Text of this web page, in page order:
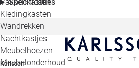
Kledingkasten
Wandrekken
Nachtkastjes
Meubelhoezen
Meubelonderhoud
Karlsson